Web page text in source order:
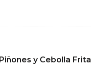
y Cebolla Frita